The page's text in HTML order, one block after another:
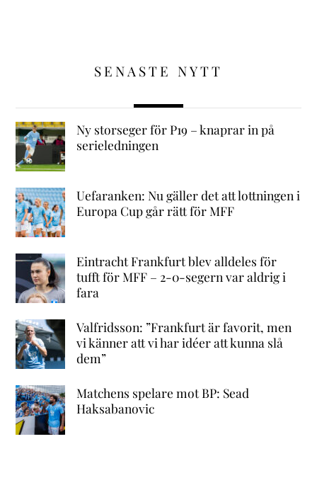
SENASTE NYTT
Ny storseger för P19 – knaprar in på
serieledningen
Uefaranken: Nu gäller det att lottningen i
Europa Cup går rätt för MFF
Eintracht Frankfurt blev alldeles för
tufft för MFF – 2-0-segern var aldrig i
fara
Valfridsson: ”Frankfurt är favorit, men
vi känner att vi har idéer att kunna slå
dem”
Matchens spelare mot BP: Sead
Haksabanovic